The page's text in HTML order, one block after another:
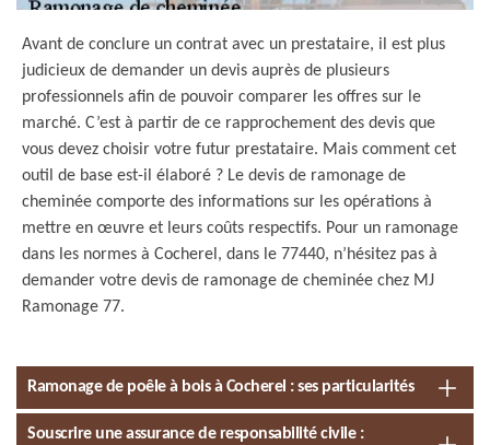
Avant de conclure un contrat avec un prestataire, il est plus
judicieux de demander un devis auprès de plusieurs
professionnels afin de pouvoir comparer les offres sur le
marché. C’est à partir de ce rapprochement des devis que
vous devez choisir votre futur prestataire. Mais comment cet
outil de base est-il élaboré ? Le devis de ramonage de
cheminée comporte des informations sur les opérations à
mettre en œuvre et leurs coûts respectifs. Pour un ramonage
dans les normes à Cocherel, dans le 77440, n’hésitez pas à
demander votre devis de ramonage de cheminée chez MJ
Ramonage 77.
Ramonage de poêle à bois à Cocherel : ses particularités
Souscrire une assurance de responsabilité civile :